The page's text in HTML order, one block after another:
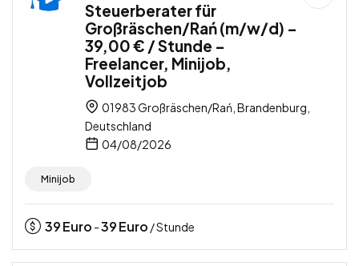
Steuerberater für
Großräschen/Rań (m/w/d) –
39,00 € / Stunde –
Freelancer, Minijob,
Vollzeitjob
01983 Großräschen/Rań, Brandenburg,
Deutschland
04/08/2026
Minijob
39Euro -39Euro / Stunde